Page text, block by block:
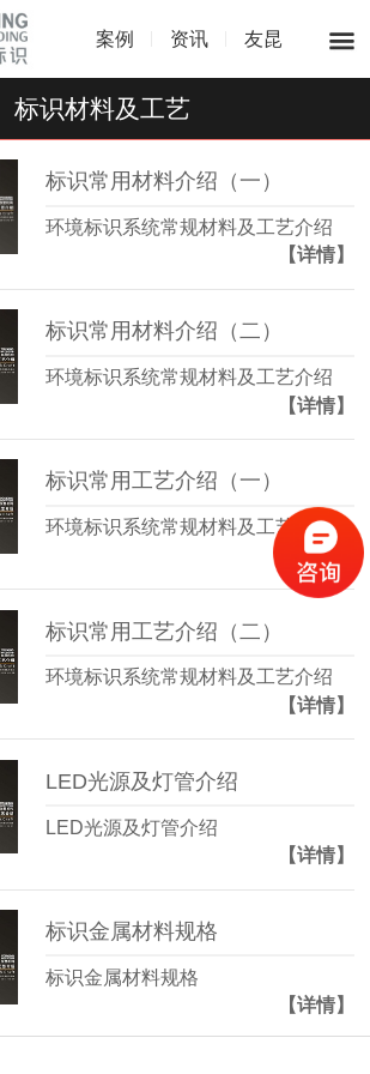
案例 资讯 友昆
标识材料及工艺
标识常用材料介绍（一）
环境标识系统常规材料及工艺介绍
【详情】
标识常用材料介绍（二）
环境标识系统常规材料及工艺介绍
【详情】
标识常用工艺介绍（一）
环境标识系统常规材料及工艺
【详情】
标识常用工艺介绍（二）
环境标识系统常规材料及工艺介绍
【详情】
LED光源及灯管介绍
LED光源及灯管介绍
【详情】
标识金属材料规格
标识金属材料规格
【详情】